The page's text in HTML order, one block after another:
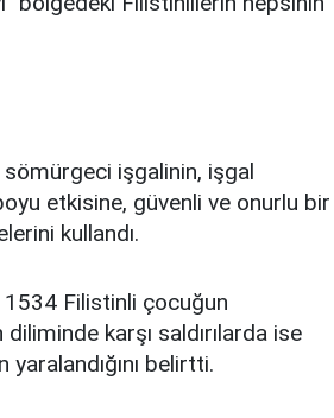
işgalinin, işgal
etkisine, güvenli ve onurlu bir
kullandı.
1534 Filistinli çocuğun
karşı saldırılarda ise
belirtti.